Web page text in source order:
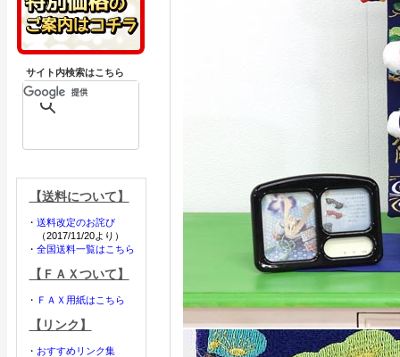
サイト内検索はこちら
【送料について】
・ 送料改定のお詫び
（2017/11/20より）
・ 全国送料一覧はこちら
【ＦＡＸついて】
・ ＦＡＸ用紙はこちら
【リンク】
・ おすすめリンク集